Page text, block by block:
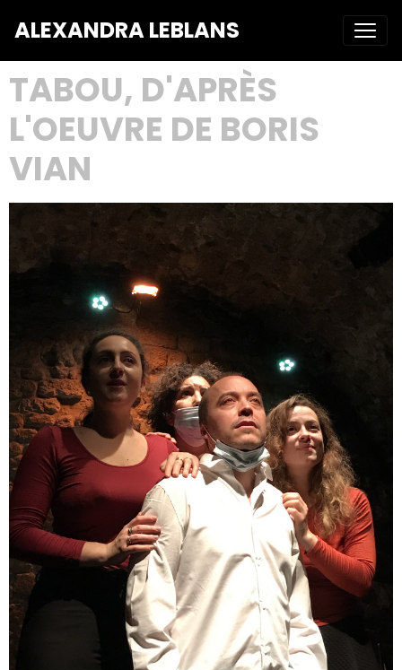
ALEXANDRA LEBLANS
TABOU, D'APRÈS
L'OEUVRE DE BORIS
VIAN